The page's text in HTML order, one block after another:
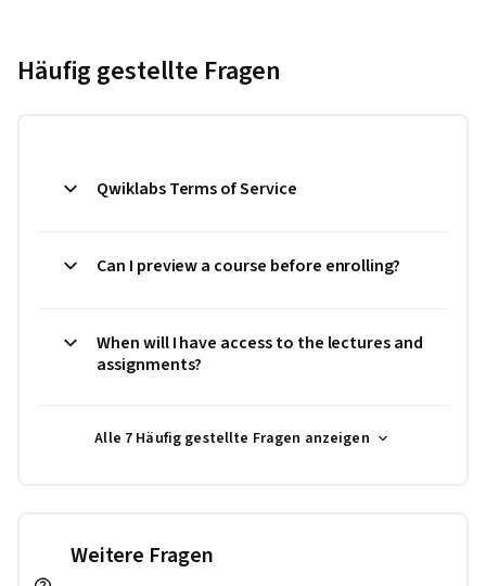
Häufig gestellte Fragen
Qwiklabs Terms of Service
Can I preview a course before enrolling?
When will I have access to the lectures and
assignments?
Alle 7 Häufig gestellte Fragen anzeigen
Weitere Fragen